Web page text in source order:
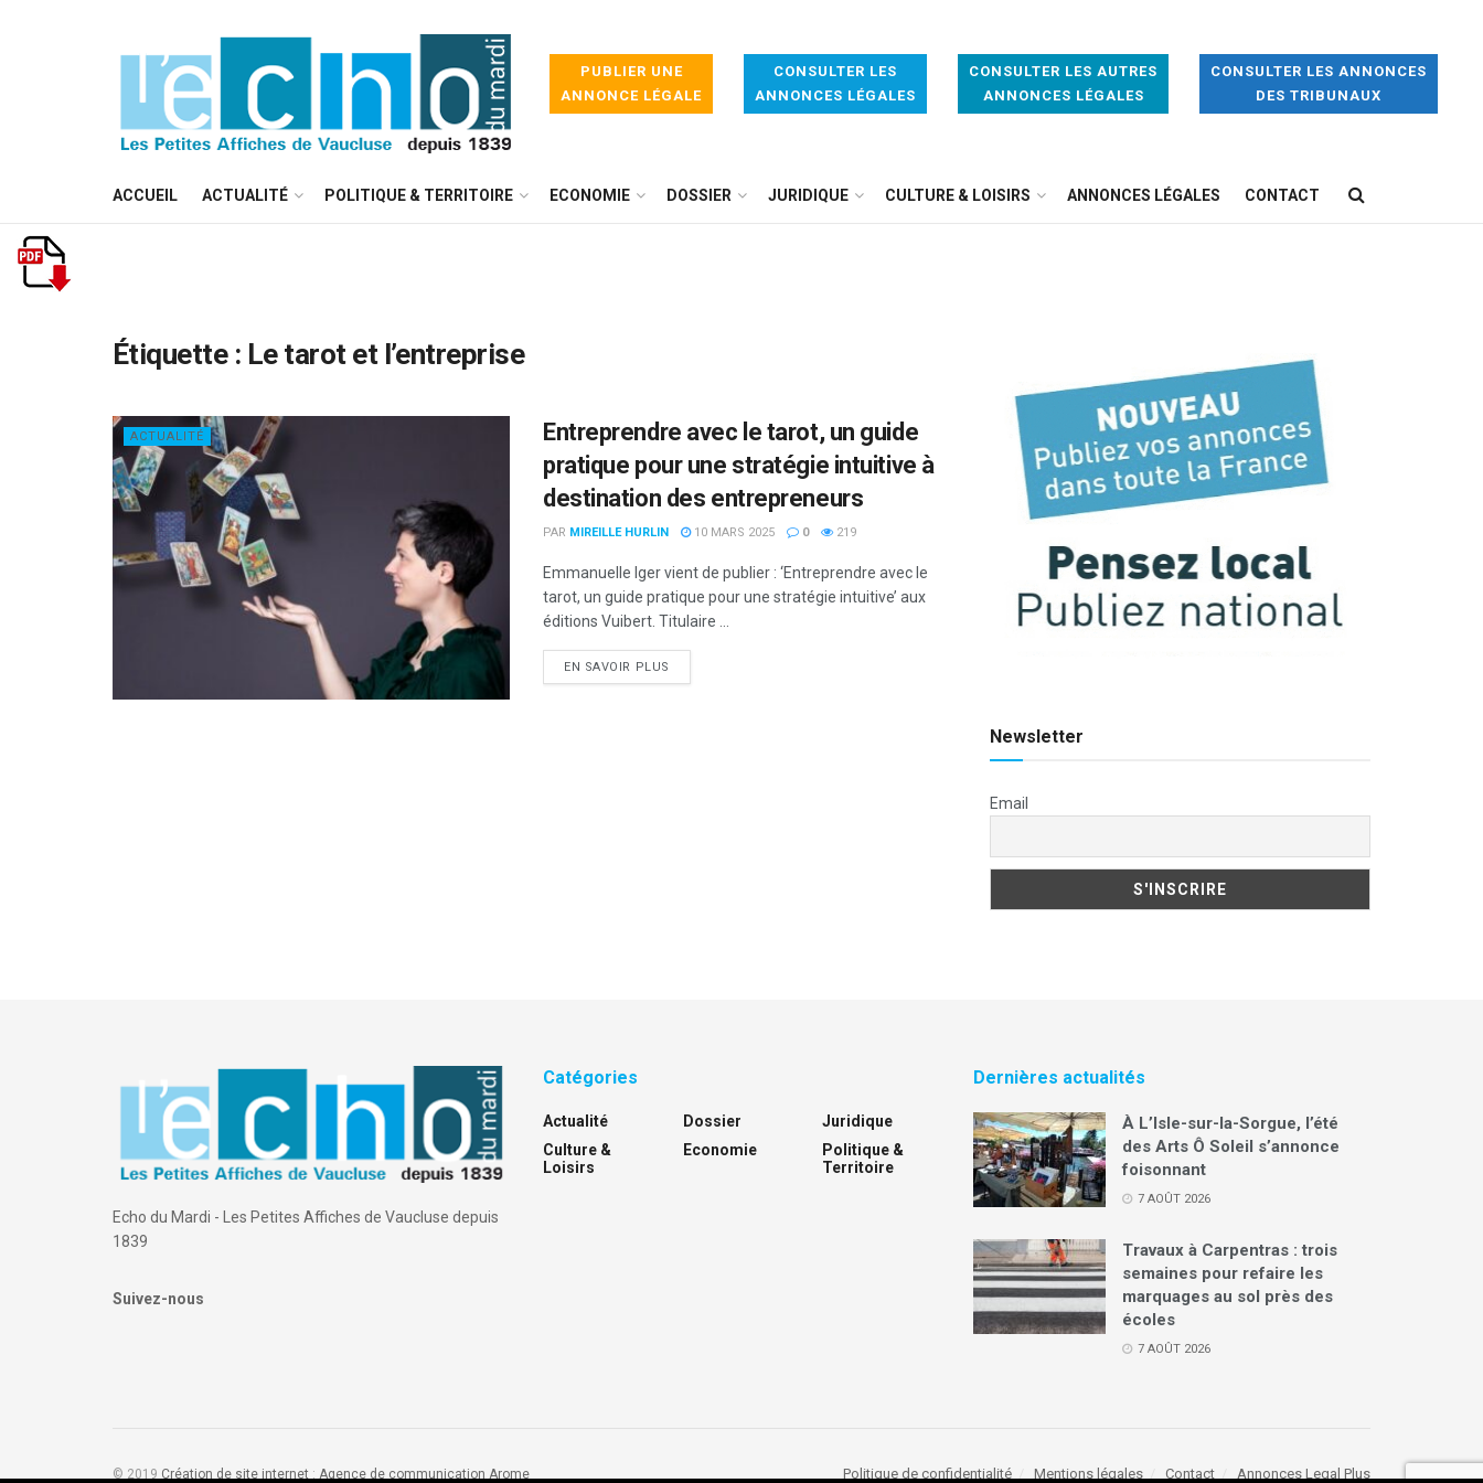
PUBLIER UNE
ANNONCE LÉGALE
CONSULTER LES
ANNONCES LÉGALES
CONSULTER LES AUTRES
ANNONCES LÉGALES
CONSULTER LES ANNONCES
DES TRIBUNAUX
ACCUEIL ACTUALITÉ POLITIQUE & TERRITOIRE ECONOMIE DOSSIER JURIDIQUE CULTURE & LOISIRS ANNONCES LÉGALES CONTACT
Étiquette : Le tarot et l’entreprise
ACTUALITÉ
Entreprendre avec le tarot, un guide
pratique pour une stratégie intuitive à
destination des entrepreneurs
PAR MIREILLE HURLIN 10 MARS 2025 0 219
Emmanuelle Iger vient de publier : ‘Entreprendre avec le
tarot, un guide pratique pour une stratégie intuitive’ aux
éditions Vuibert. Titulaire ...
EN SAVOIR PLUS
Newsletter
Email
Echo du Mardi - Les Petites Affiches de Vaucluse depuis
1839
Suivez-nous
Catégories
Actualité
Culture &
Loisirs
Dossier
Economie
Juridique
Politique &
Territoire
Dernières actualités
À L’Isle-sur-la-Sorgue, l’été
des Arts Ô Soleil s’annonce
foisonnant
7 AOÛT 2026
Travaux à Carpentras : trois
semaines pour refaire les
marquages au sol près des
écoles
7 AOÛT 2026
Politique de confidentialité Mentions légales Contact Annonces Legal Plus
© 2019 Création de site internet : Agence de communication Arome